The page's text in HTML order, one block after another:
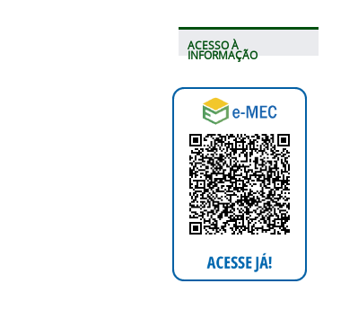
ACESSO À
INFORMAÇÃO